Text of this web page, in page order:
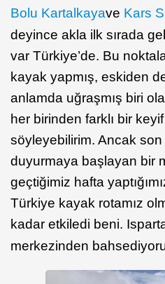
Bolu Kartalkayave Kars
deyince akla ilk sırada
var Türkiye’de. Bu
kayak yapmış, eskiden
anlamda uğraşmış biri
her birinden farklı bir keyif
söyleyebilirim. Ancak son
duyurmaya başlayan bir
geçtiğimiz hafta
Türkiye kayak rotamız
kadar etkiledi beni.
merkezinden